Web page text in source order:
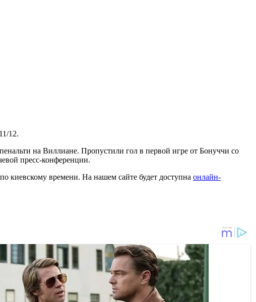
12.
на Виллиане. Пропустили гол в первой игре от Бонуччи со
пресс-конференции.
времени. На нашем сайте будет доступна онлайн-